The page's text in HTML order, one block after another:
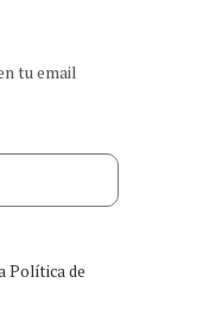
tu email
Política de